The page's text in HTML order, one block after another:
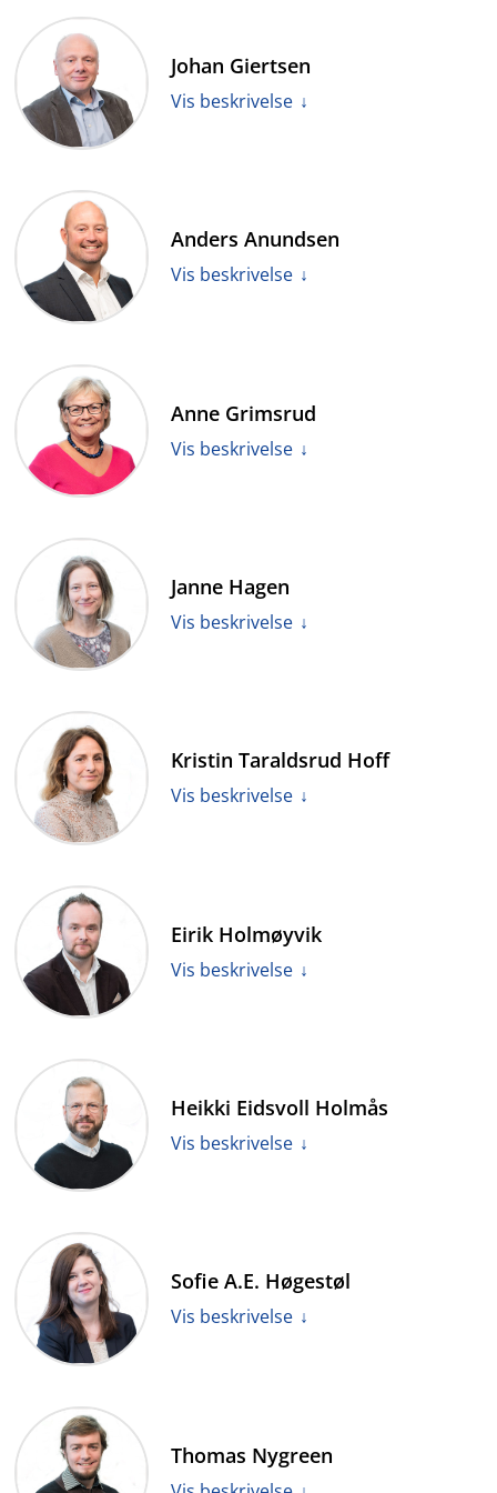
Christensen er statsviter og forskningsleder ved Uni
Research Rokkansenteret. Christensen var sekretær i
det forrige valglovutvalget som la frem NOU 2001:3
Velgere, valgordning, valgte.
Johan Giertsen
Vis beskrivelse
Giertsen er professor i rettsvitenskap ved Det
juridiske fakultet ved Universitetet i Bergen, og har
tidligere vært medlem av Bergen bystyre, Hordaland
fylkesting og vararepresentant til Stortinget. Giertsen
representerer Høyre i utvalget.
Anders Anundsen
Vis beskrivelse
Anundsen arbeider nå som advokatfullmektig. Han
var stortingsrepresentant i perioden 2005 til 2017. Fra
oktober 2013 til desember 2016 var han justis- og
beredskapsminister i Erna Solbergs regjering.
Anundsen representerer Frp i utvalget.
Anne Grimsrud
Vis beskrivelse
Grimsrud er tidligere vararepresentant til Stortinget.
Hun satt i utviklingsutvalget som la frem NOU 2008:14
Samstemt for utvikling?Grimsrud representerer
Senterpartiet i utvalget.
Janne Hagen
Vis beskrivelse
Hagen er ingeniør og arbeider i Norges vassdrags- og
energidirektorat (NVE). Hagen var medlem av Digitalt
sårbarhetsutvalg (Lysne-utvalget) som la frem NOU
2015:13Digital sårbarhet – sikkert samfunn
informasjonssikkerhetsutvalget i Næringslivets
sikkerhetsråd i 2014.
Kristin Taraldsrud Hoff
Vis beskrivelse
Hoff er statsviter og direktør for næringspolitikk i
Norsk Landbrukssamvirke. Hun har tidligere vært
adm. direktør i analysebyrået Opinion. Hun satt som
medlem av matkjedeutvalget som la frem NOU 2011:4
Mat, makt og avmakt
Eirik Holmøyvik
Vis beskrivelse
Holmøyvik er professor i rettsvitenskap ved Det
juridiske fakultet ved Universitetet i Bergen.
Holmøyvik er norsk varamedlem til
Veneziakommisjonen og er medlem av Språkutvalget
for Grunnloven.
Heikki Eidsvoll Holmås
Vis beskrivelse
Holmås er tidligere stortingsrepresentant, og var
utviklingsminister fra 2012-2013 i Stoltenberg II-
regjeringen. Fra høsten 2017 er han masterstudent
ved NHH og BI. Holmås representerer Sosialistisk
Venstreparti i utvalget.
Sofie A.E. Høgestøl
Vis beskrivelse
Høgestøl er jurist og stipendiat ved Norsk senter for
menneskerettigheter ved Universitet i Oslo. Hun er
varamedlem til Den norske Nobelkomite i perioden
2018-2020. Høgestøl representerer Venstre i utvalget.
Thomas Nygreen